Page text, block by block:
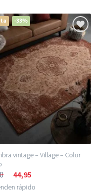
-33%
vintage – Village – Color
44,95
rápido